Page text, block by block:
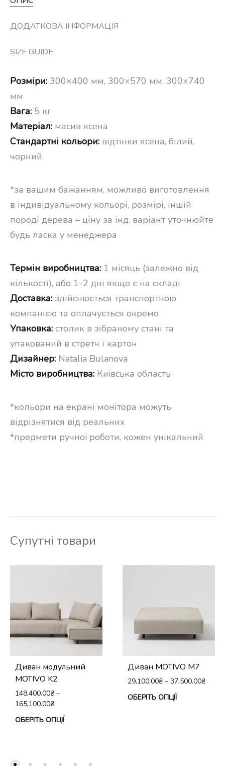
ДОДАТКОВА ІНФОРМАЦІЯ
SIZE GUIDE
Розміри: 300×400 мм, 300×570 мм, 300×740
мм
Вага: 5 кг
Матеріал: масив ясена
Стандартні кольори: відтінки ясена, білий,
чорний
*за вашим бажанням, можливо виготовлення
в індивідуальному кольорі, розмірі, іншій
породі дерева – ціну за інд. варіант уточнюйте
будь ласка у менеджера
Термін виробництва: 1 місяць (залежно від
кількості), або 1-2 дні якщо є на складі
Доставка: здійснюється транспортною
компанією та оплачується окремо
Упаковка: столик в зібраному стані та
упакований в стретч і картон
Дизайнер: Natalia Bulanova
Місто виробництва: Київська область
*кольори на екрані монітора можуть
відрізнятися від реальних
*предмети ручної роботи, кожен унікальний
Супутні товари
Диван модульний
MOTIVO K2
148,400.00₴ –
165,100.00₴
ОБЕРІТЬ ОПЦІЇ
Диван MOTIVO M7
29,100.00₴ – 37,500.00₴
ОБЕРІТЬ ОПЦІЇ